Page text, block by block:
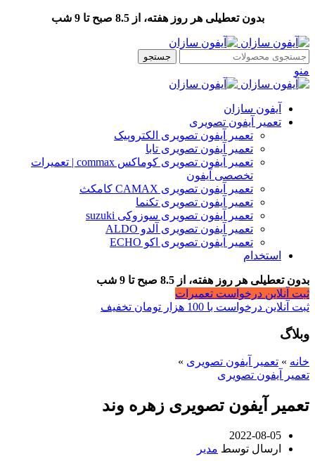
بدون تعطیلی هر روز هفته، از 8.5 صبح تا 9 شب
جستجو
منو
آیفون سازان
تعمیر آیفون تصویری
تعمیر آیفون تصویری الکتروپیک
تعمیر آیفون تصویری تابا
تعمیر آیفون تصویری کوماکس commax | تعمیرات
تخصصی آیفون
تعمیر آیفون تصویری CAMAX کامکث
تعمیر آیفون تصویری تکنما
تعمیر آیفون تصویری سوزوکی suzuki
تعمیر آیفون تصویری آلدو ALDO
تعمیر آیفون تصویری اکو ECHO
استخدام
بدون تعطیلی هر روز هفته، از 8.5 صبح تا 9 شب
ثبت آنلاین درخواست تعمیرات
ثبت آنلاین درخواست با 100 هزار تومان تخفیف
وبلاگ
خانه » تعمیر آیفون تصویری »
تعمیر آیفون تصویری
تعمیر آیفون تصویری زهره وند
2022-08-05
ارسال توسط مدیر